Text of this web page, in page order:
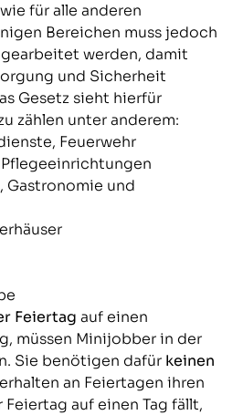
für alle anderen
Bereichen muss jedoch
werden, damit
und Sicherheit
Gesetz sieht hierfür
zählen unter anderem:
Feuerwehr
Gastronomie und
Feiertag auf einen
müssen Minijobber in der
Sie benötigen dafür keinen
an Feiertagen ihren
auf einen Tag fällt,